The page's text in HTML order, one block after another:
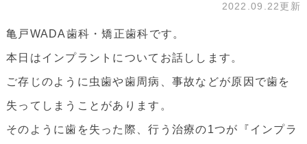
2022.09.22更新
亀戸WADA歯科・矯正歯科です。
本日はインプラントについてお話しします。
ご存じのように虫歯や歯周病、事故などが原因で歯を
失ってしまうことがあります。
そのように歯を失った際、行う治療の1つが『インプラ